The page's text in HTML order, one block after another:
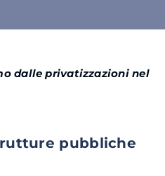
dalle privatizzazioni nel
pubbliche